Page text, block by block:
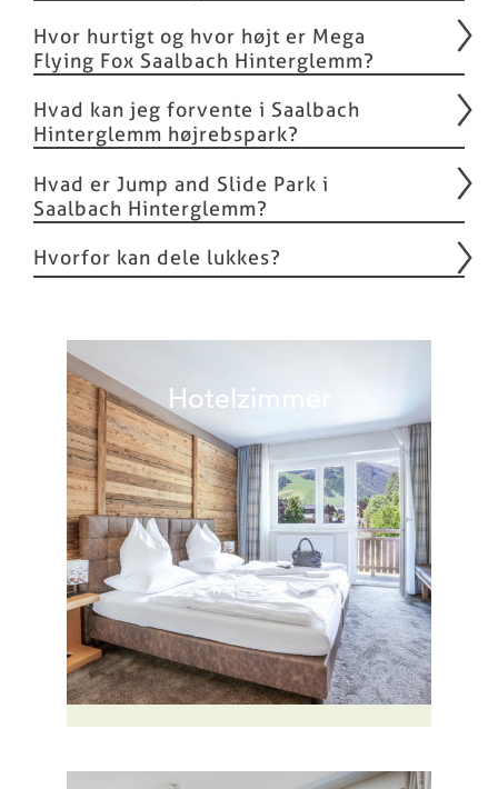
Hvor hurtigt og hvor højt er Mega
Flying Fox Saalbach Hinterglemm?
Hvad kan jeg forvente i Saalbach
Hinterglemm højrebspark?
Hvad er Jump and Slide Park i
Saalbach Hinterglemm?
Hvorfor kan dele lukkes?
Hotelzimmer